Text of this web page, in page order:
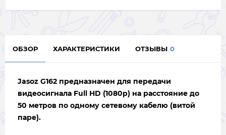
ОБЗОР ХАРАКТЕРИСТИКИ ОТЗЫВЫ 0
Jasoz G162 предназначен для передачи
видеосигнала Full HD (1080p) на расстояние до
50 метров по одному сетевому кабелю (витой
паре).